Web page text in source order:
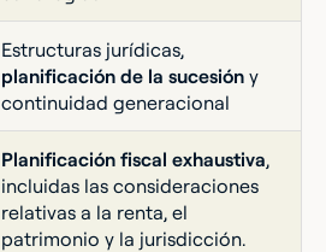
Estructuras jurídicas,
planificación de la sucesión y
continuidad generacional
Planificación fiscal exhaustiva,
incluidas las consideraciones
relativas a la renta, el
patrimonio y la jurisdicción.